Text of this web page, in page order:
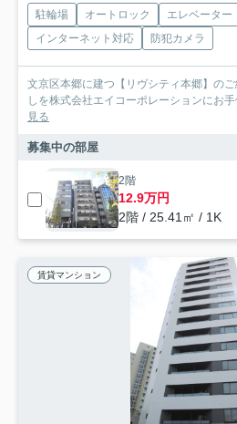
駐輪場 オートロック エレベーター
インターネット対応
防犯カメラ
文京区本郷に建つ【リヴシティ本郷】の
しを株式会社エイコーポレーションにお
見る
募集中の部屋
2階
12.9万円
2階 / 25.41㎡ / 1K
賃貸マンション